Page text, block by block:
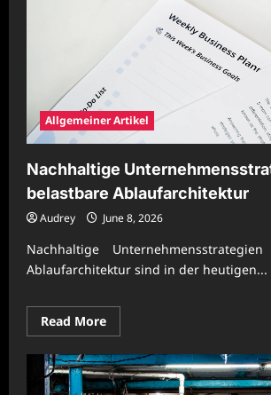
Allgemeiner Artikel
Nachhaltige
belastbare Ablaufarchitektur
Audrey June 8, 2026
Nachhaltige
Ablaufarchitektur sind in der heutigen...
Read MoreRead
more
Nachhaltige
Unternehmensstrategien
für